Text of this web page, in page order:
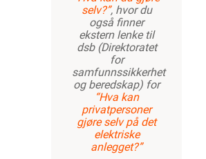
selv?”, hvor du
også finner
ekstern lenke til
dsb (Direktoratet
for
samfunnssikkerhet
og beredskap) for
“Hva kan
privatpersoner
gjøre selv på det
elektriske
anlegget?”